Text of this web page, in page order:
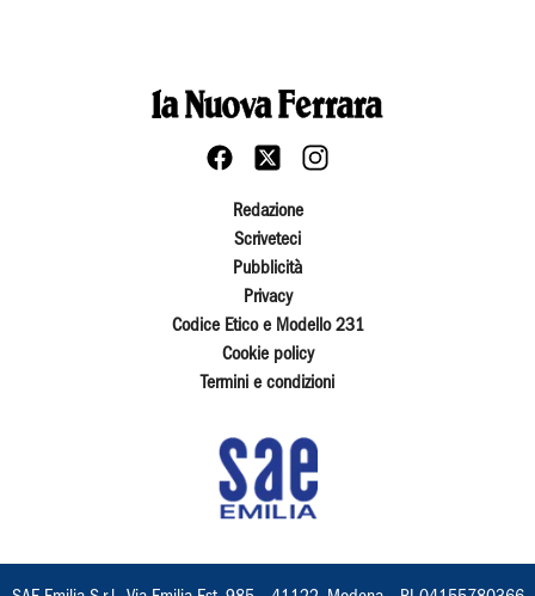
Redazione
Scriveteci
Pubblicità
Privacy
Codice Etico e Modello 231
Cookie policy
Termini e condizioni